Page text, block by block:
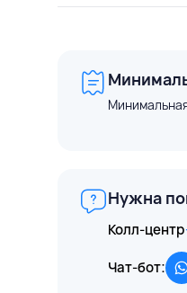
Нужна
Колл-центр
Чат-бот: